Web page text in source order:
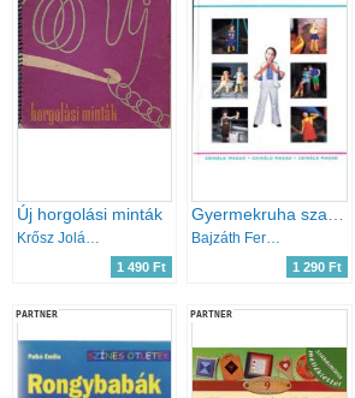
Új horgolási minták
1 490 Ft 1 290 Ft
PARTNER PARTNER